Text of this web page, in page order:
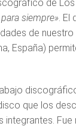
de
siempre». El
de
España)
que los
integrantes.